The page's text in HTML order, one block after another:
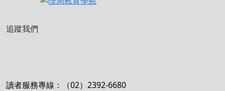
追蹤我們
讀者服務專線：（02）2392-6680